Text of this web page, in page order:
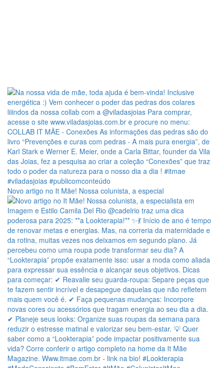
Novo artigo no It Mãe! Nossa colunista, a especial